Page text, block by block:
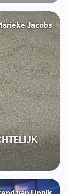
Jacobs